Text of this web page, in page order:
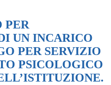
PER
UN INCARICO
PER SERVIZIO
PSICOLOGICO